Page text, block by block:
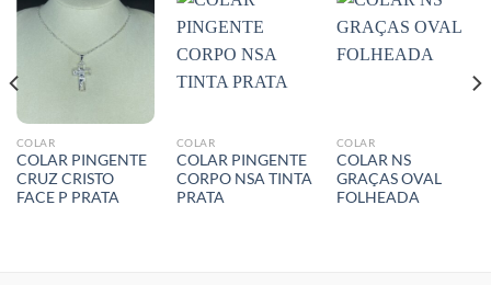
COLAR
COLAR PINGENTE
CRUZ CRISTO
FACE P PRATA
COLAR
COLAR PINGENTE
CORPO NSA TINTA
PRATA
COLAR
COLAR NS
GRAÇAS OVAL
FOLHEADA